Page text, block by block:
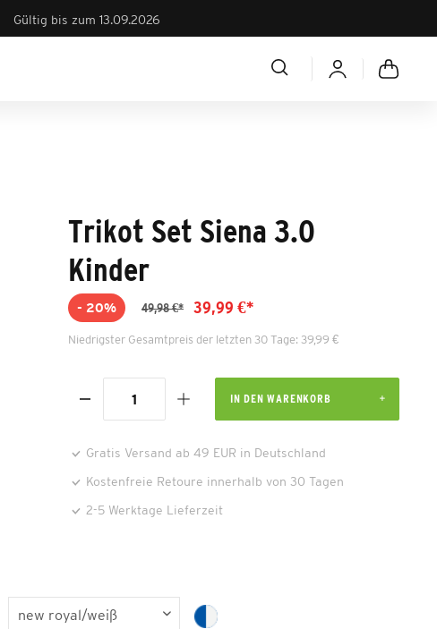
Gültig bis zum 13.09.2026
Trikot Set Siena 3.0
Kinder
- 20% 49,98 €* 39,99 €*
Niedrigster Gesamtpreis der letzten 30 Tage: 39,99 €
IN DEN WARENKORB
Gratis Versand ab 49 EUR in Deutschland
Kostenfreie Retoure innerhalb von 30 Tagen
2-5 Werktage Lieferzeit